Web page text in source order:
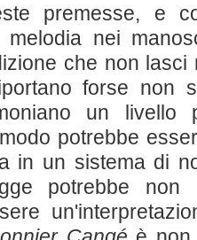
premesse, e
melodia nei
che non
forse non
un livello
potrebbe
in un sistema di
potrebbe non